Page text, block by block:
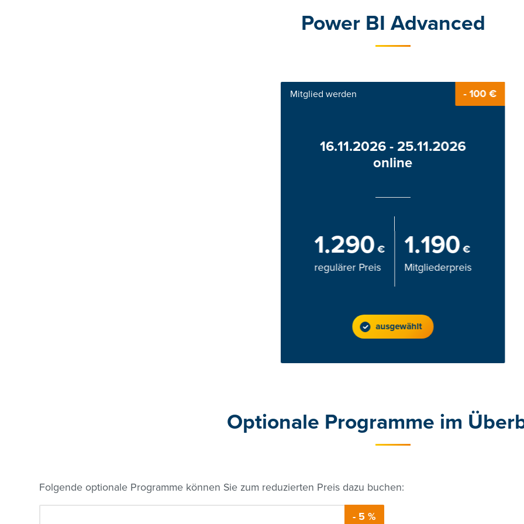
Power BI Advanced
Mitglied werden - 100 €
16.11.2026 - 25.11.2026
online
1.290 €
regulärer Preis
1.190 €
Mitgliederpreis
ausgewählt
Optionale Programme im
Folgende optionale Programme können Sie zum reduzierten Preis dazu buchen:
- 5 %